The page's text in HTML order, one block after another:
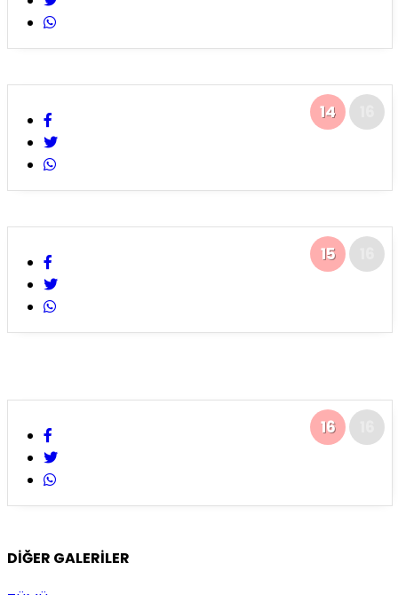
14
15
16
DİĞER GALERİLER